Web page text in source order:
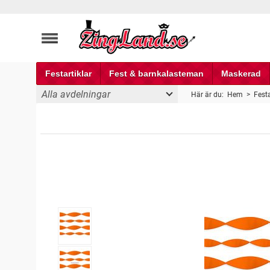
Festartiklar Fest & barnkalasteman Maskerad
Alla avdelningar Här är du: Hem >